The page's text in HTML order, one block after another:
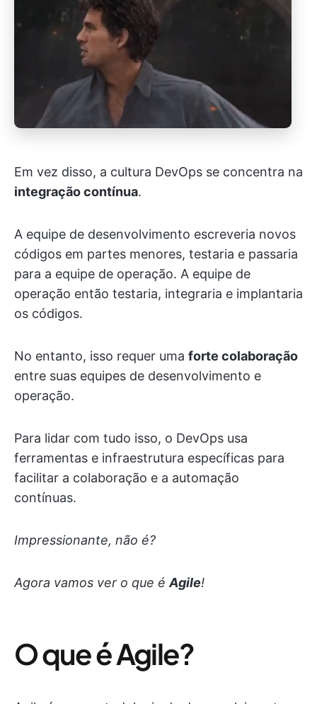
Em vez disso, a cultura DevOps se concentra na
integração contínua.
A equipe de desenvolvimento escreveria novos
códigos em partes menores, testaria e passaria
para a equipe de operação. A equipe de
operação então testaria, integraria e implantaria
os códigos.
No entanto, isso requer uma forte colaboração
entre suas equipes de desenvolvimento e
operação.
Para lidar com tudo isso, o DevOps usa
ferramentas e infraestrutura específicas para
facilitar a colaboração e a automação
contínuas.
Impressionante, não é?
Agora vamos ver o que é Agile!
O que é Agile?